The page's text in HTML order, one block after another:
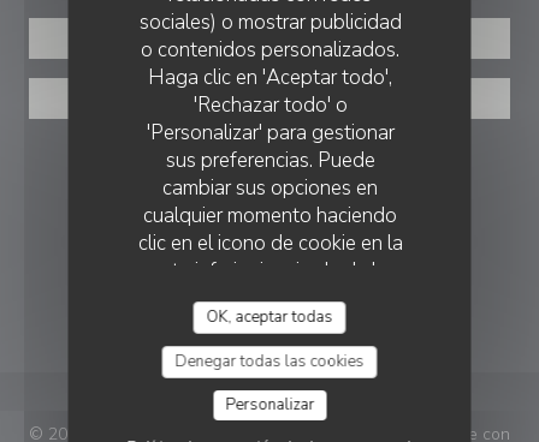
sociales) o mostrar publicidad
o contenidos personalizados.
Haga clic en 'Aceptar todo',
'Rechazar todo' o
'Personalizar' para gestionar
sus preferencias. Puede
cambiar sus opciones en
cualquier momento haciendo
clic en el icono de cookie en la
parte inferior izquierda de las
páginas del sitio.
OK, aceptar todas
Denegar todas las cookies
Personalizar
RESERVAR UNA MESA
PRIVATIZACIÓN
SEGUIRNOS
Facebook ((abre en una nueva
Instagram ((abre en una
BOLETÍN
© 2026 Le Bois — Creación de página web de restaurante con